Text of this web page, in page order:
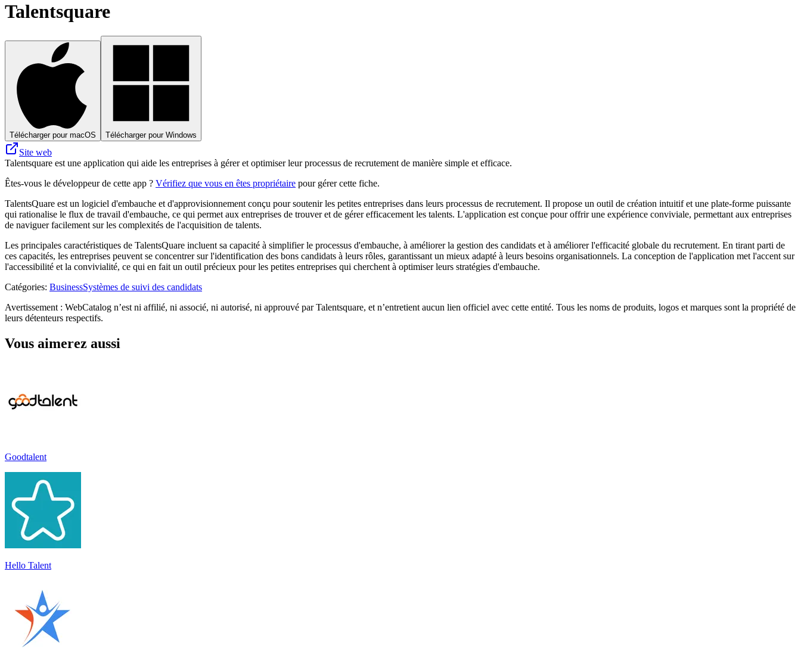
Talentsquare
Télécharger pour macOS Télécharger pour Windows
Site web
Talentsquare est une application qui aide les entreprises à gérer et optimiser leur processus de recrutement de manière simple et efficace.
Êtes-vous le développeur de cette app ? Vérifiez que vous en êtes propriétaire pour gérer cette fiche.
TalentsQuare est un logiciel d'embauche et d'approvisionnement conçu pour soutenir les petites entreprises dans leurs processus de recrutement. Il propose un outil de création intuitif et une plate-forme puissante
qui rationalise le flux de travail d'embauche, ce qui permet aux entreprises de trouver et de gérer efficacement les talents. L'application est conçue pour offrir une expérience conviviale, permettant aux entreprises
de naviguer facilement sur les complexités de l'acquisition de talents.
Les principales caractéristiques de TalentsQuare incluent sa capacité à simplifier le processus d'embauche, à améliorer la gestion des candidats et à améliorer l'efficacité globale du recrutement. En tirant parti de
ces capacités, les entreprises peuvent se concentrer sur l'identification des bons candidats à leurs rôles, garantissant un mieux adapté à leurs besoins organisationnels. La conception de l'application met l'accent sur
l'accessibilité et la convivialité, ce qui en fait un outil précieux pour les petites entreprises qui cherchent à optimiser leurs stratégies d'embauche.
Catégories: BusinessSystèmes de suivi des candidats
Avertissement : WebCatalog n’est ni affilié, ni associé, ni autorisé, ni approuvé par Talentsquare, et n’entretient aucun lien officiel avec cette entité. Tous les noms de produits, logos et marques sont la propriété de
leurs détenteurs respectifs.
Vous aimerez aussi
Goodtalent
Hello Talent